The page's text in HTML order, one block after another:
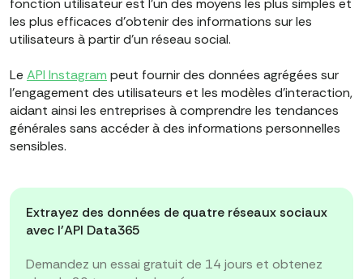
fonction utilisateurest l'un des moyens les plus simples et
les plus efficaces d'obtenir des informations sur les
utilisateurs à partir d'un réseau social.
Le API Instagram peut fournir des données agrégées sur
l'engagement des utilisateurs et les modèles d'interaction,
aidant ainsi les entreprises à comprendre les tendances
générales sans accéder à des informations personnelles
sensibles.
Extrayez des données de quatre réseaux sociaux
avec l'API Data365
Demandez un essai gratuit de 14 jours et obtenez